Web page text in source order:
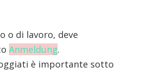
o di lavoro, deve
Anmeldung.
è importante sotto